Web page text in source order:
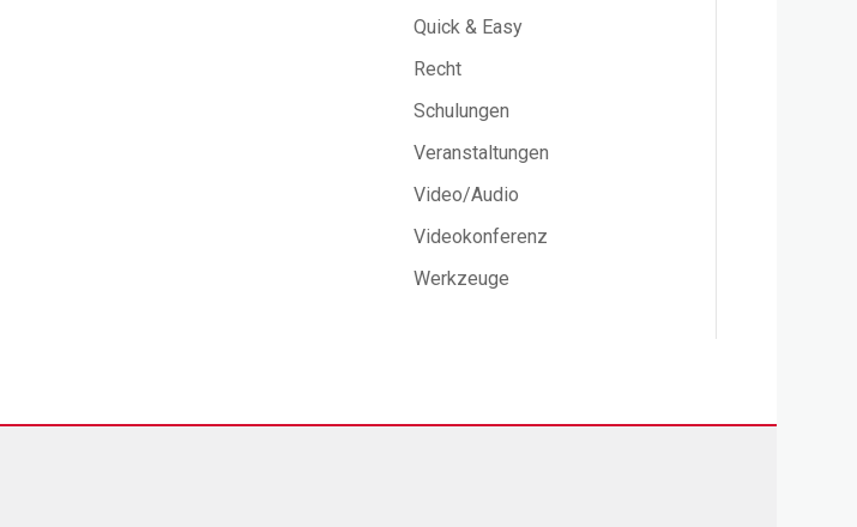
Quick & Easy
Recht
Schulungen
Veranstaltungen
Video/Audio
Videokonferenz
Werkzeuge